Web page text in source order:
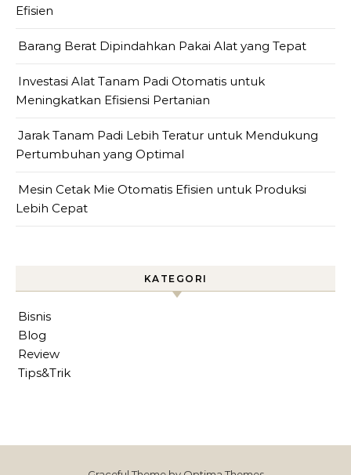
Efisien
Barang Berat Dipindahkan Pakai Alat yang Tepat
Investasi Alat Tanam Padi Otomatis untuk
Meningkatkan Efisiensi Pertanian
Jarak Tanam Padi Lebih Teratur untuk Mendukung
Pertumbuhan yang Optimal
Mesin Cetak Mie Otomatis Efisien untuk Produksi
Lebih Cepat
KATEGORI
Bisnis
Blog
Review
Tips&Trik